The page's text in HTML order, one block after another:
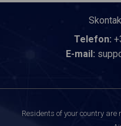
Telefon:
E-mail:
Residents of your country